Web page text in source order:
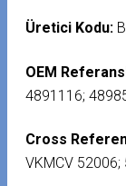
Üretici Kodu:
OEM
4891116;
Cross
VKMCV